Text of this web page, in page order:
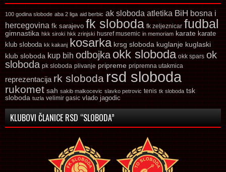
100 godina slobode aba 2 liga aid berbic ak sloboda atletika BiH bosna i
hercegovina fk sarajevo fk sloboda fk zeljeznicar fudbal
gimnastika hkk siroki hkk zrinjski husref musemic in memoriam karate karate
klub sloboda kk kakanj kosarka krsg sloboda kuglanje kuglaski
klub sloboda kup bih odbojka okk sloboda okk spars ok
sloboda pk sloboda plivanje pripreme pripremna utakmica
reprezentacija rk sloboda rsd sloboda
rukomet sah sakib malkocevic slavko petrovic tenis tk sloboda tsk
sloboda tuzla velimir gasic vlado jagodic
KLUBOVI ČLANICE RSD “SLOBODA”